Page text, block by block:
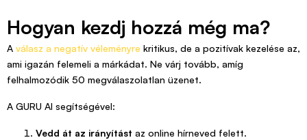
Hogyan kezdj hozzá még ma?
A válasz a negatív véleményre kritikus, de a pozitívak kezelése az,
ami igazán felemeli a márkádat. Ne várj tovább, amíg
felhalmozódik 50 megválaszolatlan üzenet.
A GURU AI segítségével:
Vedd át az irányítást az online hírneved felett.